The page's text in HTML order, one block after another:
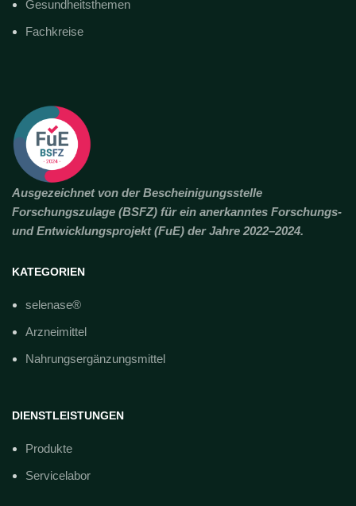
Gesundheitsthemen
Fachkreise
Ausgezeichnet von der Bescheinigungsstelle
Forschungszulage (BSFZ) für ein anerkanntes Forschungs-
und Entwicklungsprojekt (FuE) der Jahre 2022–2024.
KATEGORIEN
selenase®
Arzneimittel
Nahrungsergänzungsmittel
DIENSTLEISTUNGEN
Produkte
Servicelabor